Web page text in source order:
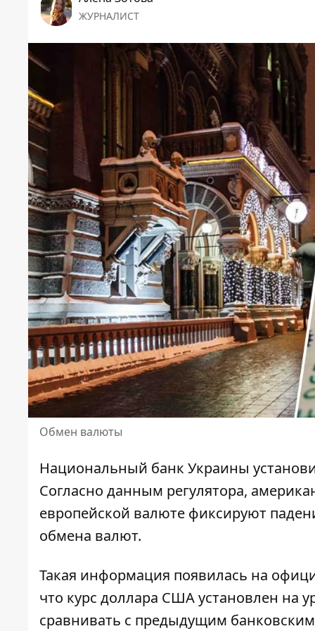
ЖУРНАЛИСТ
Обмен валюты
Национальный банк Украины
Согласно данным регулятора,
европейской валюте фиксируют
обмена валют.
Такая информация появилась на
что курс доллара СШАустановлен на
сравнивать с предыдущим банковским